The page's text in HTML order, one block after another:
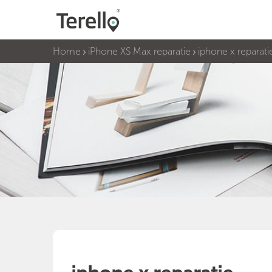
Home iPhone XS Max reparatie iphone x